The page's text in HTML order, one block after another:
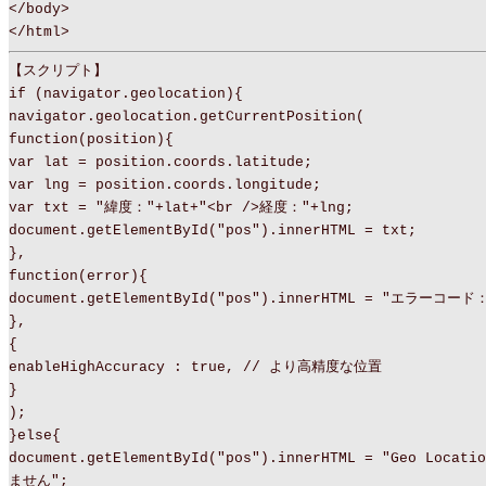
</body>
</html>
【スクリプト】
if (navigator.geolocation){
navigator.geolocation.getCurrentPosition(
function(position){
var lat = position.coords.latitude;
var lng = position.coords.longitude;
var txt = "緯度："+lat+"<br />経度："+lng;
document.getElementById("pos").innerHTML = txt;
},
function(error){
document.getElementById("pos").innerHTML = "エラーコー
},
{
enableHighAccuracy : true, // より高精度な位置
}
);
}else{
document.getElementById("pos").innerHTML = "Geo Location
ません";